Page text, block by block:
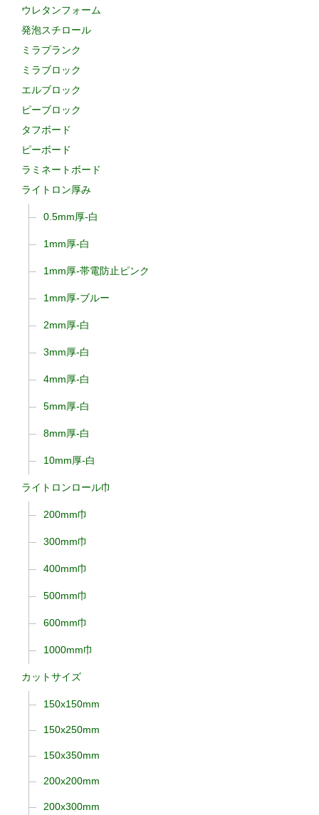
ウレタンフォーム
発泡スチロール
ミラプランク
ミラブロック
エルブロック
ピーブロック
タフボード
ピーボード
ラミネートボード
ライトロン厚み
0.5mm厚-白
1mm厚-白
1mm厚-帯電防止ピンク
1mm厚-ブルー
2mm厚-白
3mm厚-白
4mm厚-白
5mm厚-白
8mm厚-白
10mm厚-白
ライトロンロール巾
200mm巾
300mm巾
400mm巾
500mm巾
600mm巾
1000mm巾
カットサイズ
150x150mm
150x250mm
150x350mm
200x200mm
200x300mm